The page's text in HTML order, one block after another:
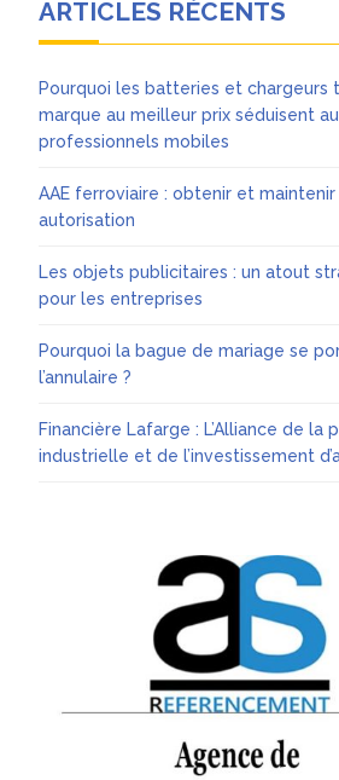
ARTICLES RÉCENTS
Pourquoi les batteries et chargeurs
marque au meilleur prix séduisent
professionnels mobiles
AAE ferroviaire : obtenir et maintenir
autorisation
Les objets publicitaires : un atout
pour les entreprises
Pourquoi la bague de mariage se
l’annulaire ?
Financière Lafarge : L’Alliance de la
industrielle et de l’investissement